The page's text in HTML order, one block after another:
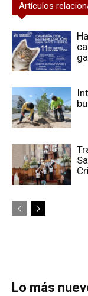
Artículos
Lo más